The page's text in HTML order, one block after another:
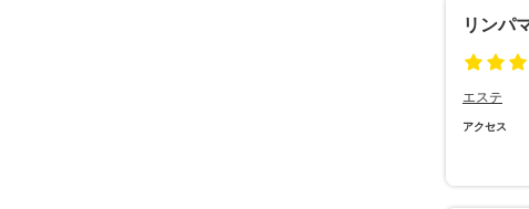
リンパ
エステ
アクセス